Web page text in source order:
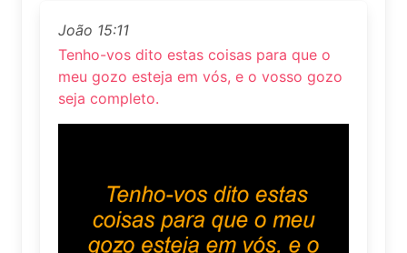
João 15:11
Tenho-vos dito estas coisas para que o
meu gozo esteja em vós, e o vosso gozo
seja completo.